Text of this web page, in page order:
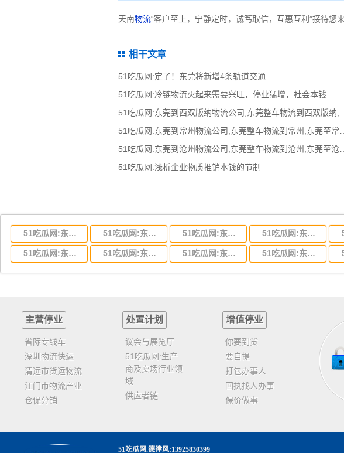
天南物流“客户至上，宁静定时，诚笃取信，互惠互利”接待您来
相干文章
51吃瓜网:定了！东莞将新增4条轨道交通
51吃瓜网:冷链物流火起来需要兴旺，停业猛增，社会本钱
51吃瓜网:浅析企业物质推销本钱的节制
51吃瓜网:东莞到湖北省物流专线,东莞到湖北省物流公司 51吃瓜网:东莞到河南省物流专线,东莞到河南省物流公司 51吃瓜网:东莞到湖南省物流专线,东莞到湖南省物流公司 51吃瓜网:东莞到河北省物流专线,东莞到河北省物流公司
51吃瓜网:东莞到云南省物流运输,东莞到云南省物流公司 51吃瓜网:东莞到江西省物流专线,东莞到江西省物流公司 51吃瓜网:东莞到安徽省物流专线,东莞到安徽省物流公司 51吃瓜网:东莞到山东省物流专线,东莞到山东省物流公司
主营停业
省际专线车
深圳物流快运
清远市货运物流
江门市物流产业
仓促分销
处置计划
议会与展览厅
51吃瓜网:生产
商及卖场行业领
域
供应者链
增值停业
你要到货
要自提
打包办事人
回执找人办事
保价做事
51吃瓜网.德律风:13925830399